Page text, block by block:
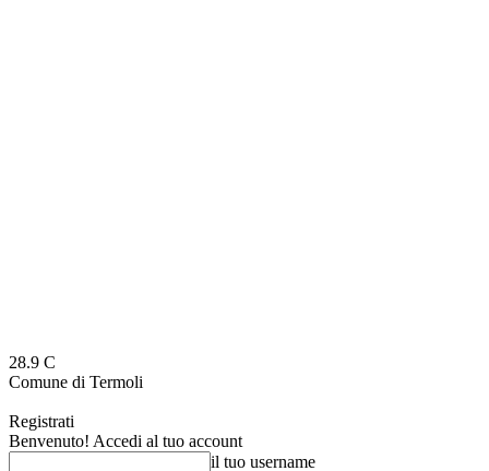
28.9 C
Comune di Termoli
Registrati
Benvenuto! Accedi al tuo account
il tuo username